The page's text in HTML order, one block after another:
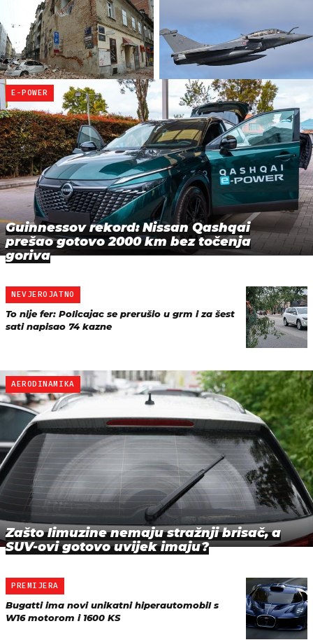
E-POWER
Guinnessov rekord: Nissan Qashqai
prešao gotovo 2000 km bez točenja
goriva
NEVJEROJATNO
To nije fer: Policajac se prerušio u grm i za šest
sati napisao 74 kazne
AERODINAMIKA
Zašto limuzine nemaju stražnji brisač, a
SUV-ovi gotovo uvijek imaju?
PREMIJERA
Bugatti ima novi unikatni hiperautomobil s
W16 motorom i 1600 KS